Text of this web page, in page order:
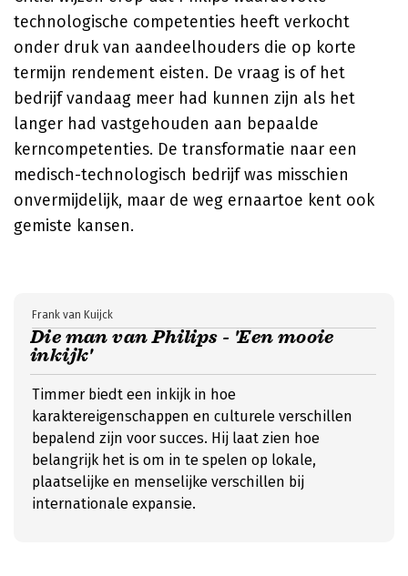
technologische competenties heeft verkocht
onder druk van aandeelhouders die op korte
termijn rendement eisten. De vraag is of het
bedrijf vandaag meer had kunnen zijn als het
langer had vastgehouden aan bepaalde
kerncompetenties. De transformatie naar een
medisch-technologisch bedrijf was misschien
onvermijdelijk, maar de weg ernaartoe kent ook
gemiste kansen.
Die man van Philips - 'Een mooie
inkijk'
Frank van Kuijck
Timmer biedt een inkijk in hoe
karaktereigenschappen en culturele verschillen
bepalend zijn voor succes. Hij laat zien hoe
belangrijk het is om in te spelen op lokale,
plaatselijke en menselijke verschillen bij
internationale expansie.